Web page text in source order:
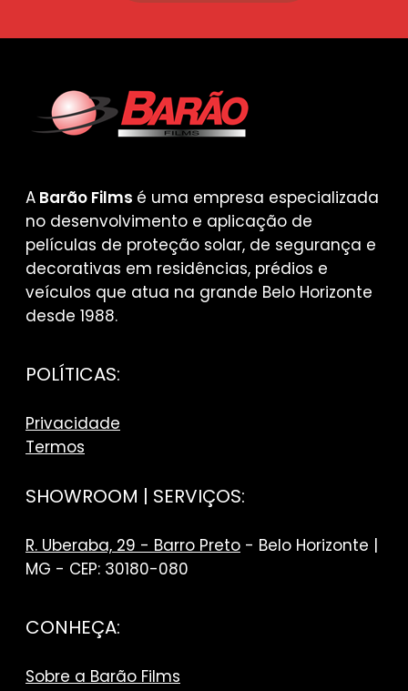
A Barão Films é uma empresa especializada
no desenvolvimento e aplicação de
películas de proteção solar, de segurança e
decorativas em residências, prédios e
veículos que atua na grande Belo Horizonte
desde 1988.
POLÍTICAS:
Privacidade
Termos
SHOWROOM | SERVIÇOS:
R. Uberaba, 29 - Barro Preto - Belo Horizonte |
MG - CEP: 30180-080
CONHEÇA:
Sobre a Barão Films